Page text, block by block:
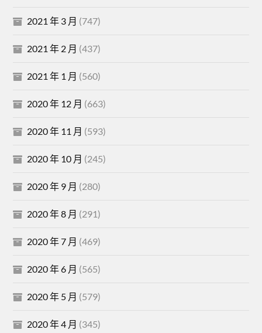
2021 年 3 月 (747)
2021 年 2 月 (437)
2021 年 1 月 (560)
2020 年 12 月 (663)
2020 年 11 月 (593)
2020 年 10 月 (245)
2020 年 9 月 (280)
2020 年 8 月 (291)
2020 年 7 月 (469)
2020 年 6 月 (565)
2020 年 5 月 (579)
2020 年 4 月 (345)